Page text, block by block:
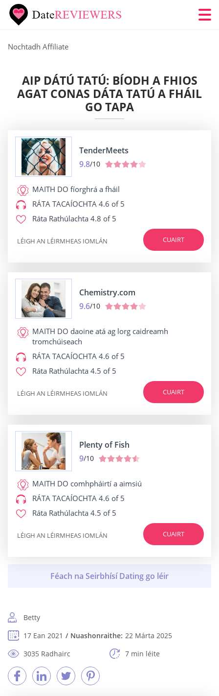
Nochtadh Affiliate
AIP DÁTÚ TATÚ: BÍODH A FHIOS
AGAT CONAS DÁTA TATÚ A FHÁIL
GO TAPA
TenderMeets
9.8/10
MAITH DO fíorghrá a fháil
RÁTA TACAÍOCHTA 4.6 of 5
Ráta Rathúlachta 4.8 of 5
CUAIRT
LÉIGH AN LÉIRMHEAS IOMLÁN
Chemistry.com
9.6/10
MAITH DO daoine atá ag lorg caidreamh
tromchúiseach
RÁTA TACAÍOCHTA 4.6 of 5
Ráta Rathúlachta 4.5 of 5
CUAIRT
LÉIGH AN LÉIRMHEAS IOMLÁN
Plenty of Fish
9/10
MAITH DO comhpháirtí a aimsiú
RÁTA TACAÍOCHTA 4.6 of 5
Ráta Rathúlachta 4.5 of 5
CUAIRT
LÉIGH AN LÉIRMHEAS IOMLÁN
Betty
17 Ean 2021
Nuashonraithe: 22 Márta 2025
3035 Radhairc
7 min léite